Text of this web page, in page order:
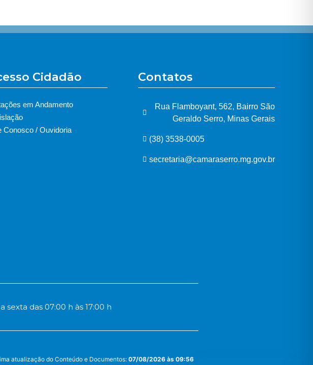
Cidadão
em Andamento
Conosco / Ouvidoria
Contatos
Rua Flamboyant, 562, Bairro São
Geraldo Serro, Minas Gerais
(38) 3538-0005
secretaria@camaraserro.mg.gov.br
das 07:00 h às 17:00 h
atualização do Conteúdo e Documentos:07/08/2026 às 09:56